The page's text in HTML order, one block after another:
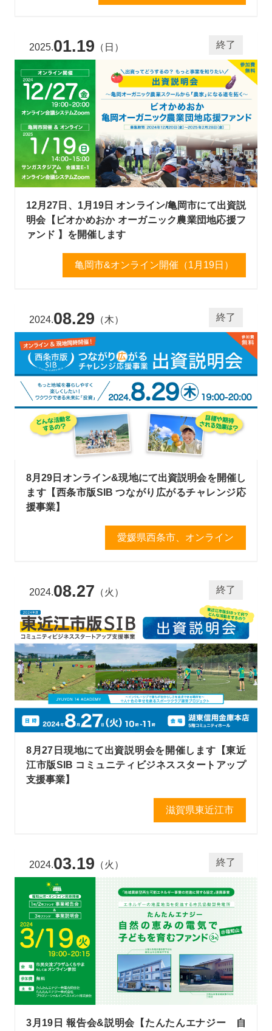
2025.01.19 （日） 終了
12月27日、1月19日 オンライン/亀岡市にて出資説
明会【ビオかめおか オーガニック農業団地応援フ
ァンド 】を開催します
亀岡市&オンライン開催（1月19日）
2024.08.29 （木） 終了
8月29日オンライン&現地にて出資説明会を開催し
ます【西条市版SIB つながり広がるチャレンジ応
援事業】
愛媛県西条市、オンライン
2024.08.27 （火） 終了
8月27日現地にて出資説明会を開催します【東近
江市版SIB コミュニティビジネススタートアップ
支援事業】
滋賀県東近江市
2024.03.19 （火） 終了
3月19日 報告会&説明会【たんたんエナジー 自